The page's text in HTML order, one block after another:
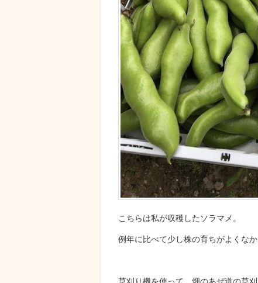
こちらは私が収穫したソラマメ。
例年に比べて少し株の育ちがよくな